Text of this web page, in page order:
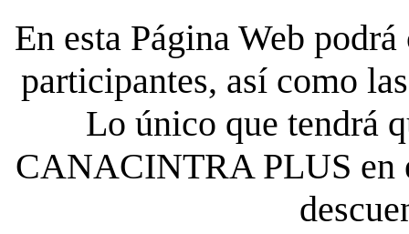
En esta Página Web
participantes, así como
Lo único que tendrá
CANACINTRA PLUS en